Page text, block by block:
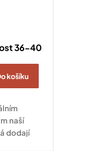
36-40
košíku
naší
dodají